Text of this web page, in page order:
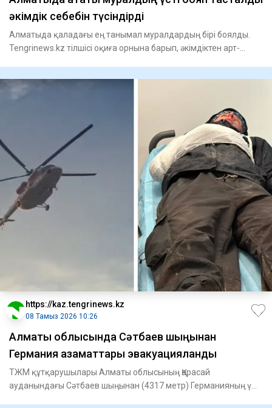
әкімдік себебін түсіндірді
Алматыда қаладағы ең танымал муралдардың бірі боялды.
Tengrinews.kz тілшісі оқиға орнына барып, әкімдіктен арт-
https://kaz.tengrinews.kz
08 Тамыз 2026 10:26
Алматы облысында Сәтбаев шыңынан
Германия азаматтары эвакуацияланды
ТЖМ құтқарушылары Алматы облысының Қарасай
ауданындағы Сәтбаев шыңынан (4317 метр) Германияның үш